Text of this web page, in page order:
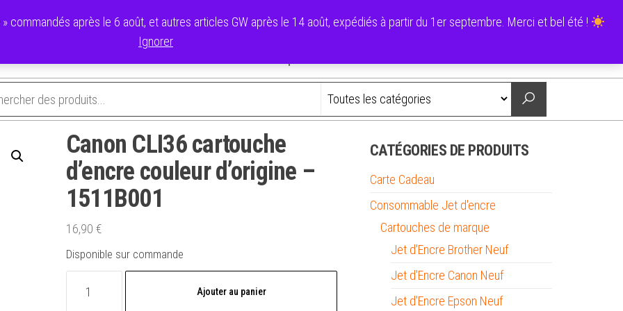
commandés après le 6 août, et autres articles GW après le 14 août, expédiés à partir du 1er septembre. Merci et bel été !
Ignorer
0,00 €
Canon CLI36 cartouche
d’encre couleur d’origine –
1511B001
16,90 €
Disponible sur commande
Ajouter au panier
CATÉGORIES DE PRODUITS
Carte Cadeau
Consommable Jet d'encre
Cartouches de marque
Jet d'Encre Brother Neuf
Jet d'Encre Canon Neuf
Jet d'Encre Epson Neuf